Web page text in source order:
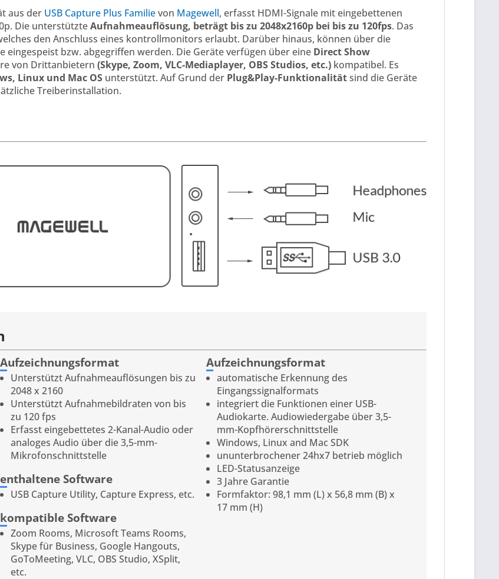
aus der USB Capture Plus Familievon Magewell, erfasst HDMI-Signale mit eingebettenen
Die unterstützteAufnahmeauflösung, beträgt bis zu 2048x2160p bei bis zu 120fps. Das
den Anschluss eines kontrollmonitors erlaubt. Darüber hinaus, können über die
eingespeist bzw. abgegriffen werden. Die Geräte verfügen über eine Direct Show
von Drittanbietern (Skype, Zoom, VLC-Mediaplayer, OBS Studios, etc.) kompatibel. Es
Linux und Mac OS unterstützt. Auf Grund der Plug&Play-Funktionalitätsind die Geräte
Treiberinstallation.
Aufzeichnungsformat
Unterstützt Aufnahmeauflösungen bis zu
2048 x 2160
Unterstützt Aufnahmebildraten von bis
zu 120 fps
Erfasst eingebettetes 2-Kanal-Audio oder
analoges Audio über die 3,5-mm-
Mikrofonschnittstelle
enthaltene Software
USB Capture Utility, Capture Express, etc.
kompatible Software
Zoom Rooms, Microsoft Teams Rooms,
Skype für Business, Google Hangouts,
GoToMeeting, VLC, OBS Studio, XSplit,
etc.
Aufzeichnungsformat
automatische Erkennung des
Eingangssignalformats
integriert die Funktionen einer USB-
Audiokarte. Audiowiedergabe über 3,5-
mm-Kopfhörerschnittstelle
Windows, Linux and Mac SDK
ununterbrochener 24hx7 betrieb möglich
LED-Statusanzeige
3 Jahre Garantie
Formfaktor: 98,1 mm (L) x 56,8 mm (B) x
17 mm (H)